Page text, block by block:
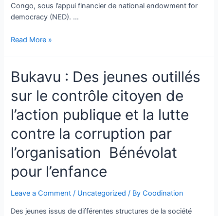
Congo, sous l’appui financier de national endowment for
democracy (NED). …
Read More »
Bukavu : Des jeunes outillés
sur le contrôle citoyen de
l’action publique et la lutte
contre la corruption par
l’organisation Bénévolat
pour l’enfance
Leave a Comment / Uncategorized / ByCoodination
Des jeunes issus de différentes structures de la société